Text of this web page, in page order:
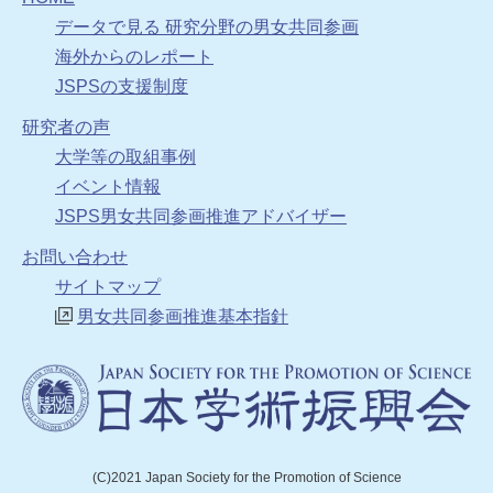
データで見る 研究分野の男女共同参画
海外からのレポート
JSPSの支援制度
研究者の声
大学等の取組事例
イベント情報
JSPS男女共同参画推進アドバイザー
お問い合わせ
サイトマップ
男女共同参画推進基本指針
(C)2021 Japan Society for the Promotion of Science